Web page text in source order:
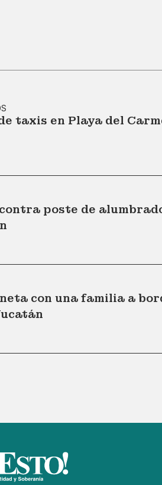
taxis en Playa del
poste de
con una familia a